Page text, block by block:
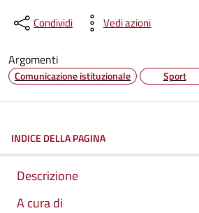
Condividi Vedi azioni
Argomenti
Comunicazione istituzionale Sport
INDICE DELLA PAGINA
Descrizione
A cura di